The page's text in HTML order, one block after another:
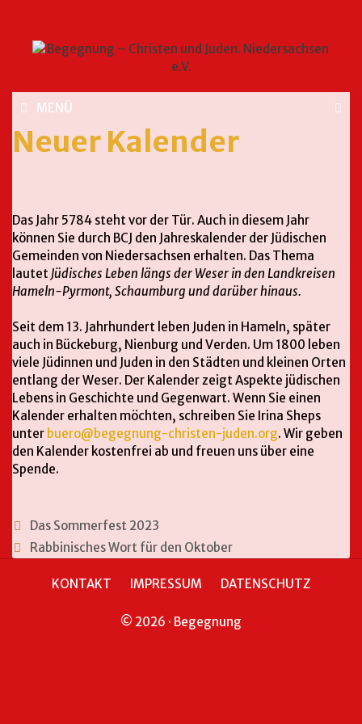
MENÜ
Neuer Kalender
Das Jahr 5784 steht vor der Tür. Auch in diesem Jahr
können Sie durch BCJ den Jahreskalender der Jüdischen
Gemeinden von Niedersachsen erhalten. Das Thema
lautet Jüdisches Leben längs der Weser in den Landkreisen
Hameln-Pyrmont, Schaumburg und darüber hinaus.
Seit dem 13. Jahrhundert leben Juden in Hameln, später
auch in Bückeburg, Nienburg und Verden. Um 1800 leben
viele Jüdinnen und Juden in den Städten und kleinen Orten
entlang der Weser. Der Kalender zeigt Aspekte jüdischen
Lebens in Geschichte und Gegenwart. Wenn Sie einen
Kalender erhalten möchten, schreiben Sie Irina Sheps
unter buero@begegnung-christen-juden.org. Wir geben
den Kalender kostenfrei ab und freuen uns über eine
Spende.
Das Sommerfest 2023
Rabbinisches Wort für den Oktober
KONTAKT IMPRESSUM DATENSCHUTZ
© 2026 · Begegnung